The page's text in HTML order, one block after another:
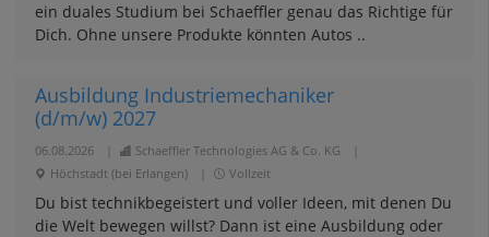
ein duales Studium bei Schaeffler genau das Richtige für
Dich. Ohne unsere Produkte könnten Autos ..
Ausbildung Industriemechaniker
(d/m/w) 2027
06.08.2026 Schaeffler Technologies AG & Co. KG
Höchstadt (bei Erlangen)
Vollzeit
Du bist technikbegeistert und voller Ideen, mit denen Du
die Welt bewegen willst? Dann ist eine Ausbildung oder